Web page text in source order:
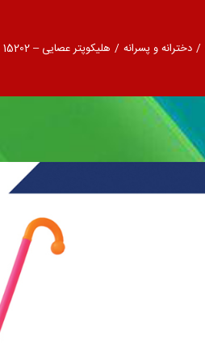
/ دخترانه و پسرانه / هلیکوپتر عصایی – 15202